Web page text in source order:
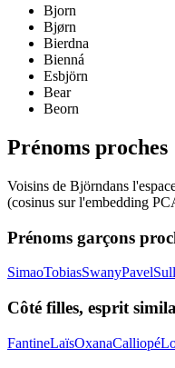
Bjorn
Bjørn
Bierdna
Bienná
Esbjörn
Bear
Beorn
Prénoms proches
Voisins de Björndans
(cosinus sur l'embedding
Prénoms garçons
SimaoTobiasSwanyPavel
Côté filles, esprit
FantineLaïsOxanaCalliopé